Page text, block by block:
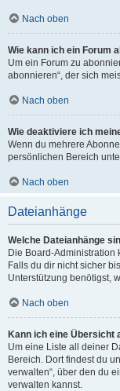
Nach oben
Wie kann ich ein Forum
Um ein Forum zu
abonnieren“, der sich
Nach oben
Wie deaktiviere ich
Wenn du mehrere
persönlichen Bereich
Nach oben
Dateianhänge
Welche Dateianhänge
Die Board-Administration
Falls du dir nicht sicher
Unterstützung benötigst,
Nach oben
Kann ich eine Übersicht
Um eine Liste all deiner
Bereich. Dort findest du
verwalten“, über den du
verwalten kannst.